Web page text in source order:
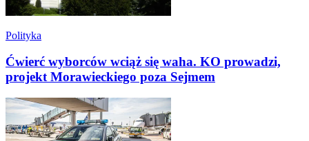
Polityka
Ćwierć wyborców wciąż się waha. KO prowadzi,
projekt Morawieckiego poza Sejmem